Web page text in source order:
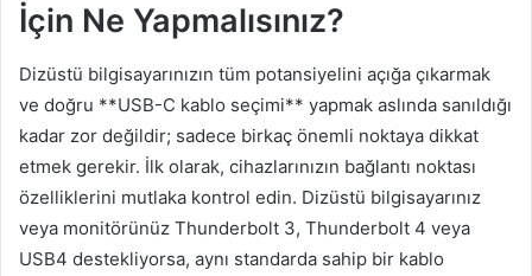
İçin Ne Yapmalısınız?
Dizüstü bilgisayarınızın tüm potansiyelini açığa çıkarmak
ve doğru **USB-C kablo seçimi** yapmak aslında sanıldığı
kadar zor değildir; sadece birkaç önemli noktaya dikkat
etmek gerekir. İlk olarak, cihazlarınızın bağlantı noktası
özelliklerini mutlaka kontrol edin. Dizüstü bilgisayarınız
veya monitörünüz Thunderbolt 3, Thunderbolt 4 veya
USB4 destekliyorsa, aynı standarda sahip bir kablo